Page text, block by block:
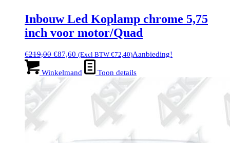
Inbouw Led Koplamp chrome 5,75
inch voor motor/Quad
€219,00 Oorspronkelijke
was:
€219,00.
€87,60 Huidige
prijs
is:
(Excl BTW €72,40)Aanbieding!
Winkelmand Toon details